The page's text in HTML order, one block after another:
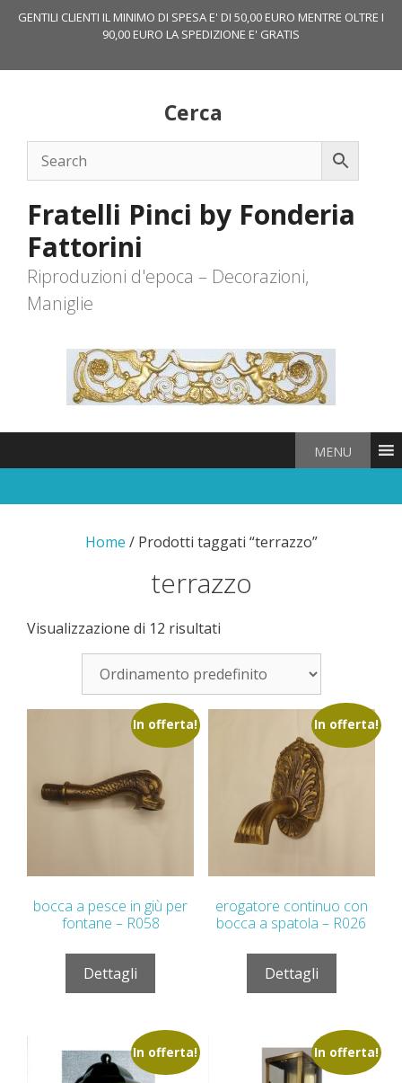
GENTILI CLIENTI IL MINIMO DI SPESA E' DI 50,00 EURO MENTRE OLTRE I
90,00 EURO LA SPEDIZIONE E' GRATIS
Cerca
Fratelli Pinci by Fonderia
Fattorini
Riproduzioni d'epoca – Decorazioni,
Maniglie
MENU
Home / Prodotti taggati “terrazzo”
terrazzo
Visualizzazione di 12 risultati
In offerta!
bocca a pesce in giù per
fontane – R058
Dettagli
In offerta!
erogatore continuo con
bocca a spatola – R026
Dettagli
In offerta! In offerta!